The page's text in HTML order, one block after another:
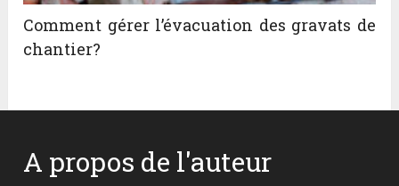
Comment gérer l’évacuation des gravats de
chantier?
A propos de l'auteur